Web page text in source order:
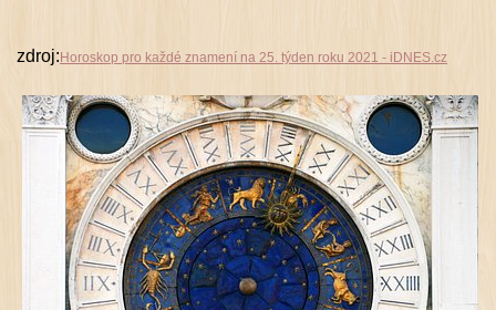
zdroj: Horoskop pro každé znamení na 25. týden roku 2021 - iDNES.cz